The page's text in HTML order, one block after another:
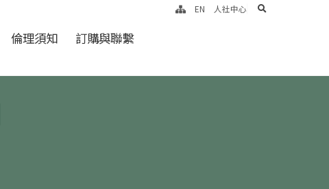
倫理須知 訂購與聯繫
EN 人社中心 search